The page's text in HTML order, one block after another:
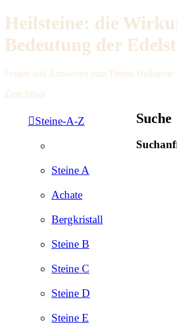
Heilsteine: die
Bedeutung der
Fragen und Antworten zum Thema
Zum Inhalt
Steine-A-Z
Steine A
Achate
Bergkristall
Steine B
Steine C
Steine D
Steine E
Suche